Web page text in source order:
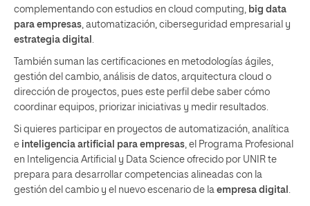
complementando con estudios en cloud computing, big data
para empresas, automatización, ciberseguridad empresarial y
estrategia digital .
También suman las certificaciones en metodologías ágiles,
gestión del cambio, análisis de datos, arquitectura cloud o
dirección de proyectos, pues este perfil debe saber cómo
coordinar equipos, priorizar iniciativas y medir resultados.
Si quieres participar en proyectos de automatización, analítica
e inteligencia artificial para empresas, el Programa Profesional
en Inteligencia Artificial y Data Science ofrecido por UNIR te
prepara para desarrollar competencias alineadas con la
gestión del cambio y el nuevo escenario de la empresa digital .